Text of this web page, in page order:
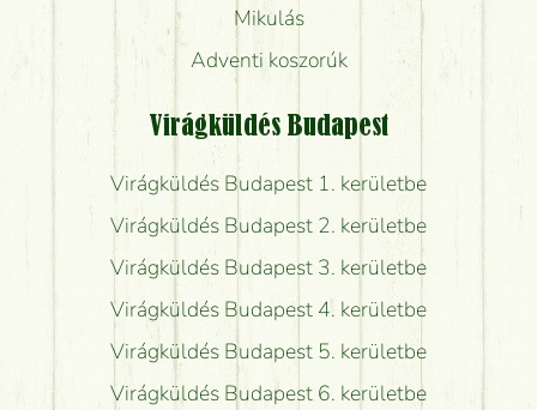
Mikulás
Adventi koszorúk
Virágküldés Budapest
Virágküldés Budapest 1. kerületbe
Virágküldés Budapest 2. kerületbe
Virágküldés Budapest 3. kerületbe
Virágküldés Budapest 4. kerületbe
Virágküldés Budapest 5. kerületbe
Virágküldés Budapest 6. kerületbe